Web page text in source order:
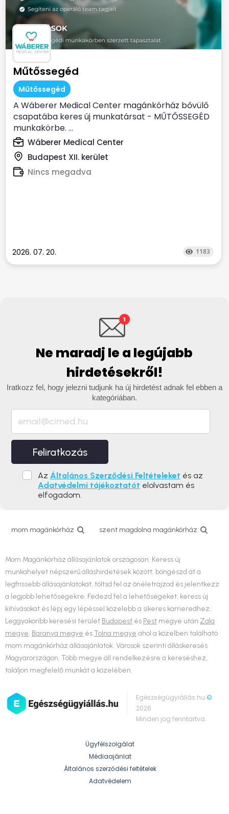
Műtőssegéd
Műtőssegéd
A Wáberer Medical Center magánkórház bővülő
csapatába keres új munkatársat - MŰTŐSSEGÉD
munkakörbe. ...
Wáberer Medical Center
Budapest XII. kerület
Nincs megadva
2026. 07. 20. 1183
Ne maradj le a legújabb
hirdetésekről!
Iratkozz fel, hogy jelezni tudjunk ha új hirdetést adnak fel ebben a
kategóriában.
Feliratkozás
Az Általános Szerződési Feltételeket és az
Adatvédelmi tájékoztatót elolvastam és
elfogadom.
mom magánkórház szent magdolna magánkórház
Mom Magánkórház állásajánlatok országosan. Keress új
munkahelyet népszerű álláshirdetések között, böngészd át a
legfrissebb állásajánlatokat, töltsd fel az önéletrajzod és jelentkezz
a legjobb lehetőségekre. Fedezd fel a lehetőségeket, keress új
kihívásokat és lépj egy lépéssel közelebb a sikeres karrieredhez.
Leggyakoribb keresési terület Budapest és Pest megye után Zala
megye, Baranya megye ésTolna megye ahol a közelben található
mom magánkórház állásajánlatok. Városok szerinti álláskeresés
Magyarországon. Több megye áll rendelkezésre a kereséshez,
találjon megfelelő munkát a közelében.
Egészségügyiállás.hu©
2026
Minden jog fenntartva.
Ügyfélszolgálat
Médiaajánlat
Általános szerződési feltételek
Adatvédelem